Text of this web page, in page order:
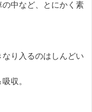
中など、とにかく素
り入るのはしんどい
収。